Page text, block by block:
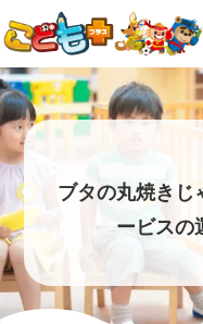
ブタの丸焼きじ
ービスの